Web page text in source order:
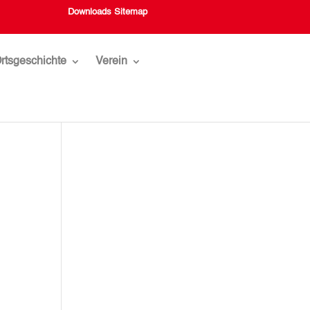
Downloads Sitemap
Verein